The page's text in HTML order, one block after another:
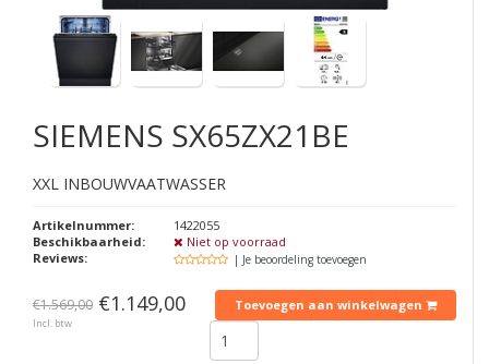
SIEMENS SX65ZX21BE
XXL INBOUWVAATWASSER
Artikelnummer:
1422055
Beschikbaarheid:
Niet op voorraad
Reviews:
| Je beoordeling toevoegen
€1.569,00 €1.149,00
Incl. btw
Toevoegen aan winkelwagen